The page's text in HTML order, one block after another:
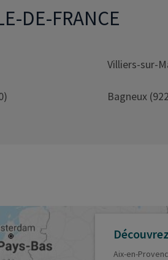
DE-FRANCE
Villiers-sur-
Bagneux
Aix-en-